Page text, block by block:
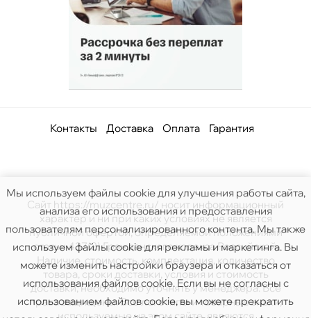
Контакты Доставка Оплата Гарантия
Сайт https://muzcentre.ru/ носит информационный
характер и ни при каких условиях не является
публичной офертой, определяемой положениями
статьи 437(2) Гражданского кодекса Российской.
Наличие, стоимость, комплектация, количество
товара, сроки доставки, условия и стоимость
доставки, необходимо уточнять у менеджера. Все
права защищены. Все логотипы и товарные знаки,
Мы используем файлы cookie для улучшения работы сайта,
анализа его использования и предоставления
пользователям персонализированного контента. Мы также
используем файлы cookie для рекламы и маркетинга. Вы
можете изменить настройки браузера и отказаться от
использования файлов cookie. Если вы не согласны с
использованием файлов cookie, вы можете прекратить